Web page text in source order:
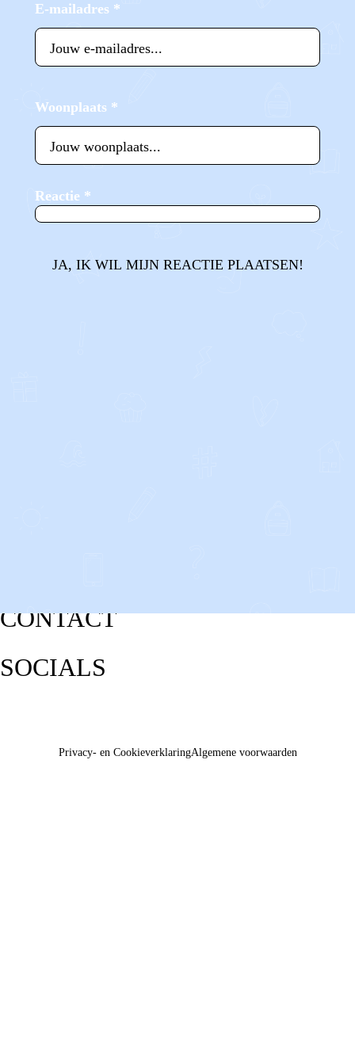
E-mailadres *
Woonplaats *
Reactie *
JA, IK WIL MIJN REACTIE PLAATSEN!
CONTACT
SOCIALS
Privacy- en CookieverklaringAlgemene voorwaarden